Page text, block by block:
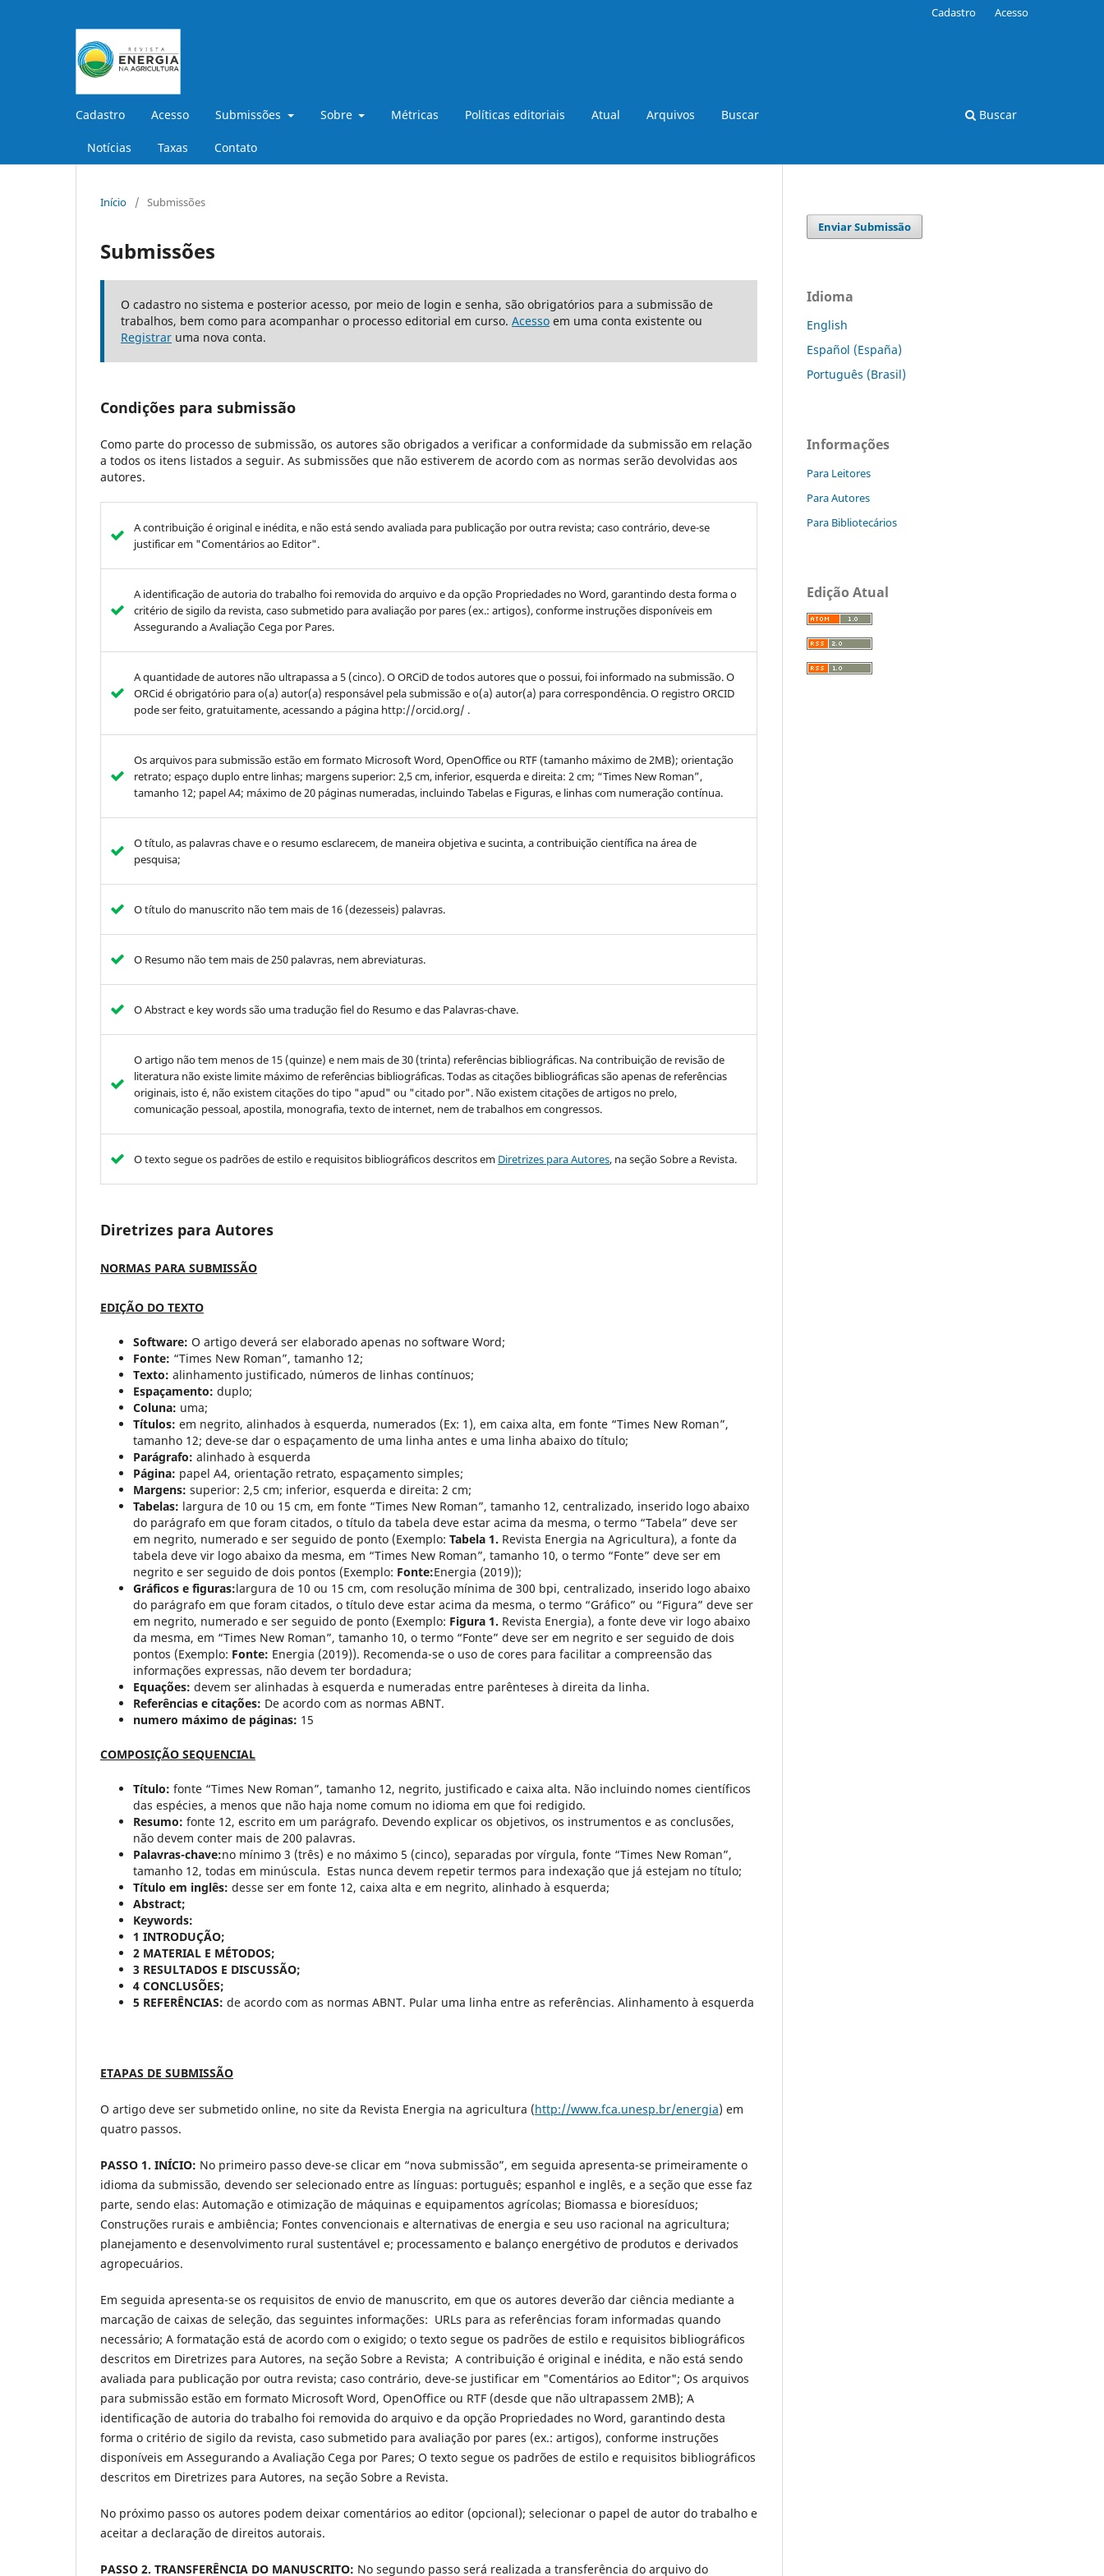
Cadastro Acesso Submissões Sobre Métricas Políticas editoriais Atual Arquivos Buscar
Notícias Taxas Contato
Buscar
Cadastro Acesso
Início / Submissões
Submissões
O cadastro no sistema e posterior acesso, por meio de login e senha, são obrigatórios para a submissão de
trabalhos, bem como para acompanhar o processo editorial em curso. Acesso em uma conta existente ou
Registrar uma nova conta.
Condições para submissão
Como parte do processo de submissão, os autores são obrigados a verificar a conformidade da submissão em relação
a todos os itens listados a seguir. As submissões que não estiverem de acordo com as normas serão devolvidas aos
autores.
A contribuição é original e inédita, e não está sendo avaliada para publicação por outra revista; caso contrário, deve-se
justificar em "Comentários ao Editor".
A identificação de autoria do trabalho foi removida do arquivo e da opção Propriedades no Word, garantindo desta forma o
critério de sigilo da revista, caso submetido para avaliação por pares (ex.: artigos), conforme instruções disponíveis em
Assegurando a Avaliação Cega por Pares.
A quantidade de autores não ultrapassa a 5 (cinco). O ORCiD de todos autores que o possui, foi informado na submissão. O
ORCid é obrigatório para o(a) autor(a) responsável pela submissão e o(a) autor(a) para correspondência. O registro ORCID
pode ser feito, gratuitamente, acessando a página http://orcid.org/ .
Os arquivos para submissão estão em formato Microsoft Word, OpenOffice ou RTF (tamanho máximo de 2MB); orientação
retrato; espaço duplo entre linhas; margens superior: 2,5 cm, inferior, esquerda e direita: 2 cm; “Times New Roman”,
tamanho 12; papel A4; máximo de 20 páginas numeradas, incluindo Tabelas e Figuras, e linhas com numeração contínua.
O título, as palavras chave e o resumo esclarecem, de maneira objetiva e sucinta, a contribuição científica na área de
pesquisa;
O título do manuscrito não tem mais de 16 (dezesseis) palavras.
O Resumo não tem mais de 250 palavras, nem abreviaturas.
O Abstract e key words são uma tradução fiel do Resumo e das Palavras-chave.
O artigo não tem menos de 15 (quinze) e nem mais de 30 (trinta) referências bibliográficas. Na contribuição de revisão de
literatura não existe limite máximo de referências bibliográficas. Todas as citações bibliográficas são apenas de referências
originais, isto é, não existem citações do tipo "apud" ou "citado por". Não existem citações de artigos no prelo,
comunicação pessoal, apostila, monografia, texto de internet, nem de trabalhos em congressos.
O texto segue os padrões de estilo e requisitos bibliográficos descritos em Diretrizes para Autores, na seção Sobre a Revista.
Diretrizes para Autores
NORMAS PARA SUBMISSÃO
EDIÇÃO DO TEXTO
Software: O artigo deverá ser elaborado apenas no software Word;
Fonte: “Times New Roman”, tamanho 12;
Texto: alinhamento justificado, números de linhas contínuos;
Espaçamento: duplo;
Coluna: uma;
Títulos: em negrito, alinhados à esquerda, numerados (Ex: 1), em caixa alta, em fonte “Times New Roman”,
tamanho 12; deve-se dar o espaçamento de uma linha antes e uma linha abaixo do título;
Parágrafo: alinhado à esquerda
Página: papel A4, orientação retrato, espaçamento simples;
Margens: superior: 2,5 cm; inferior, esquerda e direita: 2 cm;
Tabelas: largura de 10 ou 15 cm, em fonte “Times New Roman”, tamanho 12, centralizado, inserido logo abaixo
do parágrafo em que foram citados, o título da tabela deve estar acima da mesma, o termo “Tabela” deve ser
em negrito, numerado e ser seguido de ponto (Exemplo: Tabela 1. Revista Energia na Agricultura), a fonte da
tabela deve vir logo abaixo da mesma, em “Times New Roman”, tamanho 10, o termo “Fonte” deve ser em
negrito e ser seguido de dois pontos (Exemplo: Fonte:Energia (2019));
Gráficos e figuras:largura de 10 ou 15 cm, com resolução mínima de 300 bpi, centralizado, inserido logo abaixo
do parágrafo em que foram citados, o título deve estar acima da mesma, o termo “Gráfico” ou “Figura” deve ser
em negrito, numerado e ser seguido de ponto (Exemplo: Figura 1. Revista Energia), a fonte deve vir logo abaixo
da mesma, em “Times New Roman”, tamanho 10, o termo “Fonte” deve ser em negrito e ser seguido de dois
pontos (Exemplo: Fonte: Energia (2019)). Recomenda-se o uso de cores para facilitar a compreensão das
informações expressas, não devem ter bordadura;
Equações: devem ser alinhadas à esquerda e numeradas entre parênteses à direita da linha.
Referências e citações: De acordo com as normas ABNT.
numero máximo de páginas: 15
COMPOSIÇÃO SEQUENCIAL
Título: fonte “Times New Roman”, tamanho 12, negrito, justificado e caixa alta. Não incluindo nomes científicos
das espécies, a menos que não haja nome comum no idioma em que foi redigido.
Resumo: fonte 12, escrito em um parágrafo. Devendo explicar os objetivos, os instrumentos e as conclusões,
não devem conter mais de 200 palavras.
Palavras-chave:no mínimo 3 (três) e no máximo 5 (cinco), separadas por vírgula, fonte “Times New Roman”,
tamanho 12, todas em minúscula. Estas nunca devem repetir termos para indexação que já estejam no título;
Título em inglês: desse ser em fonte 12, caixa alta e em negrito, alinhado à esquerda;
Abstract;
Keywords:
1 INTRODUÇÃO;
2 MATERIAL E MÉTODOS;
3 RESULTADOS E DISCUSSÃO;
4 CONCLUSÕES;
5 REFERÊNCIAS: de acordo com as normas ABNT. Pular uma linha entre as referências. Alinhamento à esquerda
ETAPAS DE SUBMISSÃO
O artigo deve ser submetido online, no site da Revista Energia na agricultura (http://www.fca.unesp.br/energia) em
quatro passos.
PASSO 1. INÍCIO: No primeiro passo deve-se clicar em “nova submissão”, em seguida apresenta-se primeiramente o
idioma da submissão, devendo ser selecionado entre as línguas: português; espanhol e inglês, e a seção que esse faz
parte, sendo elas: Automação e otimização de máquinas e equipamentos agrícolas; Biomassa e bioresíduos;
Construções rurais e ambiência; Fontes convencionais e alternativas de energia e seu uso racional na agricultura;
planejamento e desenvolvimento rural sustentável e; processamento e balanço energétivo de produtos e derivados
agropecuários.
Em seguida apresenta-se os requisitos de envio de manuscrito, em que os autores deverão dar ciência mediante a
marcação de caixas de seleção, das seguintes informações: URLs para as referências foram informadas quando
necessário; A formatação está de acordo com o exigido; o texto segue os padrões de estilo e requisitos bibliográficos
descritos em Diretrizes para Autores, na seção Sobre a Revista; A contribuição é original e inédita, e não está sendo
avaliada para publicação por outra revista; caso contrário, deve-se justificar em "Comentários ao Editor"; Os arquivos
para submissão estão em formato Microsoft Word, OpenOffice ou RTF (desde que não ultrapassem 2MB); A
identificação de autoria do trabalho foi removida do arquivo e da opção Propriedades no Word, garantindo desta
forma o critério de sigilo da revista, caso submetido para avaliação por pares (ex.: artigos), conforme instruções
disponíveis em Assegurando a Avaliação Cega por Pares; O texto segue os padrões de estilo e requisitos bibliográficos
descritos em Diretrizes para Autores, na seção Sobre a Revista.
No próximo passo os autores podem deixar comentários ao editor (opcional); selecionar o papel de autor do trabalho e
aceitar a declaração de direitos autorais.
PASSO 2. TRANSFERÊNCIA DO MANUSCRITO: No segundo passo será realizada a transferência do arquivo do
Enviar Submissão
Idioma
English
Español (España)
Português (Brasil)
Informações
Para Leitores
Para Autores
Para Bibliotecários
Edição Atual